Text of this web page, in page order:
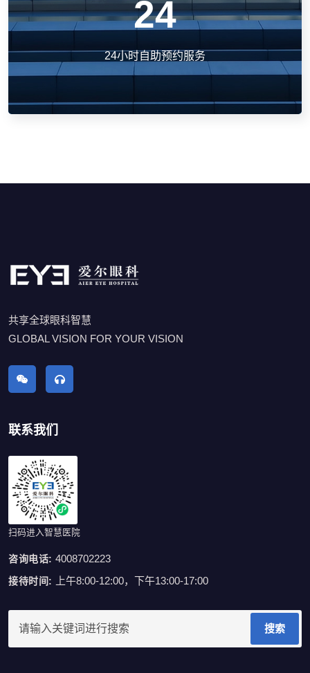
24
24小时自助预约服务
共享全球眼科智慧
GLOBAL VISION FOR YOUR VISION
联系我们
扫码进入智慧医院
咨询电话: 4008702223
接待时间: 上午8:00-12:00，下午13:00-17:00
搜索